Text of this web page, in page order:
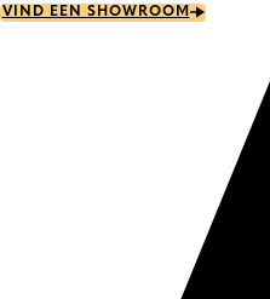
Skip
VIND EEN SHOWROOM